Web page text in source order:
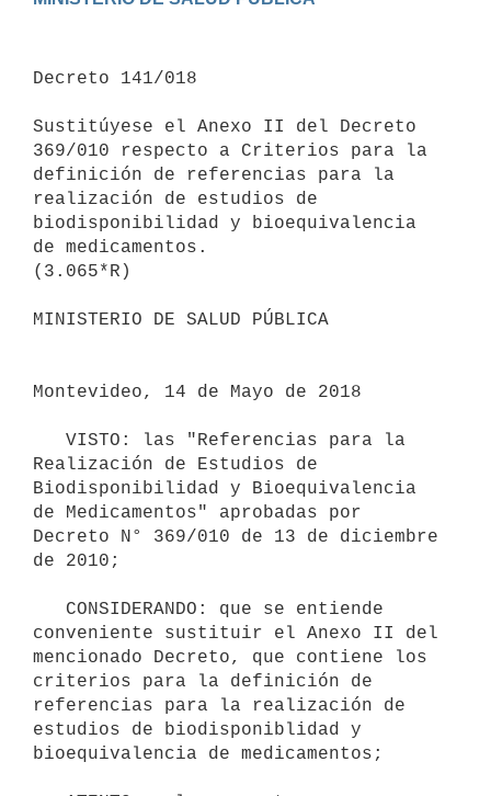
Decreto 141/018
Sustitúyese el Anexo II del Decreto
369/010 respecto a Criterios para la
definición de referencias para la
realización de estudios de
biodisponibilidad y bioequivalencia
de medicamentos.
(3.065*R)
MINISTERIO DE SALUD PÚBLICA
Montevideo, 14 de Mayo de 2018
Realización de Estudios de
Biodisponibilidad y Bioequivalencia
de Medicamentos" aprobadas por
Decreto N° 369/010 de 13 de diciembre
de 2010;
conveniente sustituir el Anexo II del
mencionado Decreto, que contiene los
criterios para la definición de
referencias para la realización de
estudios de biodisponiblidad y
bioequivalencia de medicamentos;